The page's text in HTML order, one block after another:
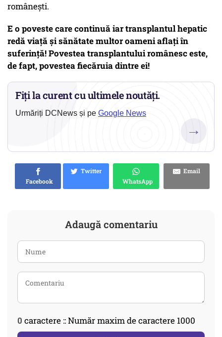
românești.
E o poveste care continuă iar transplantul hepatic
redă viață și sănătate multor oameni aflați în
suferință! Povestea transplantului românesc este,
de fapt, povestea fiecăruia dintre ei!
Fiți la curent cu ultimele noutăți.
Urmăriți DCNews și pe Google News
→
Facebook
Twitter
WhatsApp
Email
Adaugă comentariu
0 caractere :: Număr maxim de caractere 1000